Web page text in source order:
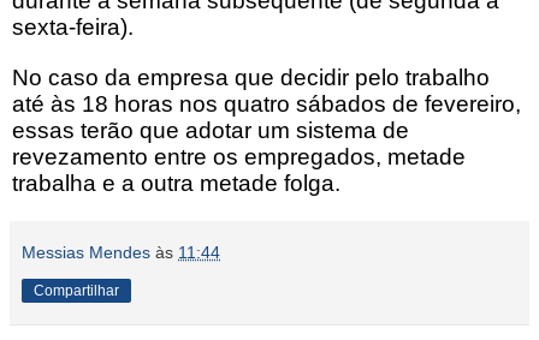
sexta-feira).
No caso da empresa que decidir pelo trabalho
até às 18 horas nos quatro sábados de fevereiro,
essas terão que adotar um sistema de
revezamento entre os empregados, metade
trabalha e a outra metade folga.
Messias Mendes às 11:44
Compartilhar